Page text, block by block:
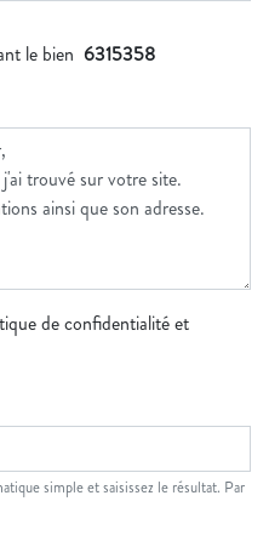
le bien 6315358
de confidentialité et
simple et saisissez le résultat. Par